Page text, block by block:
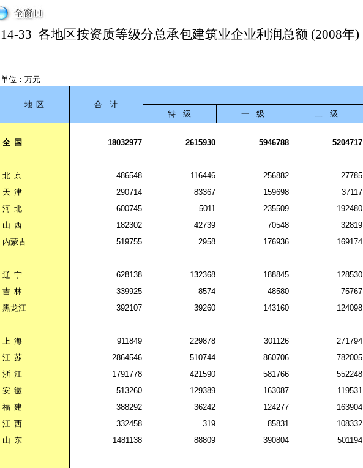
14-33 各地区按资质等级分总承包建筑业企业利润总额 (2008年)
单位：万元
地 区 合
计
特
级 一 级 二 级
全 国 18032977 2615930 5946788 5204717
北 京 486548 116446 256882 27785
天 津 290714 83367 159698 37117
河 北 600745 5011 235509 192480
山 西 182302 42739 70548 32819
内蒙古
519755 2958 176936 169174
辽 宁 628138 132368 188845 128530
吉 林 339925 8574 48580 75767
黑龙江
392107 39260 143160 124098
上 海 911849 229878 301126 271794
江 苏 2864546 510744 860706 782005
浙 江 1791778 421590 581766 552248
安 徽 513260 129389 163087 119531
福 建 388292 36242 124277 163904
江 西 332458 319 85831 108332
山 东 1481138 88809 390804 501194